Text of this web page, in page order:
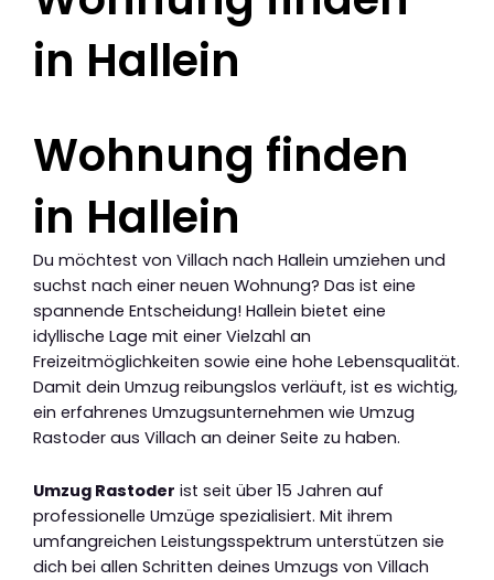
in Hallein
Wohnung finden
in Hallein
Du möchtest von Villach nach Hallein umziehen und
suchst nach einer neuen Wohnung? Das ist eine
spannende Entscheidung! Hallein bietet eine
idyllische Lage mit einer Vielzahl an
Freizeitmöglichkeiten sowie eine hohe Lebensqualität.
Damit dein Umzug reibungslos verläuft, ist es wichtig,
ein erfahrenes Umzugsunternehmen wie Umzug
Rastoder aus Villach an deiner Seite zu haben.
Umzug Rastoder ist seit über 15 Jahren auf
professionelle Umzüge spezialisiert. Mit ihrem
umfangreichen Leistungsspektrum unterstützen sie
dich bei allen Schritten deines Umzugs von Villach